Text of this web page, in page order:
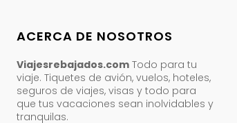
ACERCA DE NOSOTROS
Viajesrebajados.com Todo para tu
viaje. Tiquetes de avión, vuelos, hoteles,
seguros de viajes, visas y todo para
que tus vacaciones sean inolvidables y
tranquilas.